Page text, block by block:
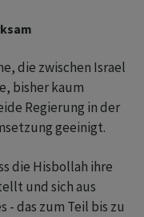
die zwischen Israel
bisher kaum
Regierung in der
geeinigt.
die Hisbollah ihre
und sich aus
- das zum Teil bis zu